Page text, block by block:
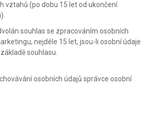
vztahů (po dobu 15 let od ukončení
souhlas se zpracováním osobních
nejdéle 15 let, jsou-li osobní údaje
souhlasu.
osobních údajů správce osobní